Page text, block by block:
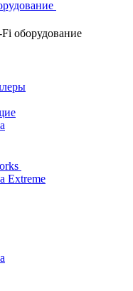
оборудование
Extreme